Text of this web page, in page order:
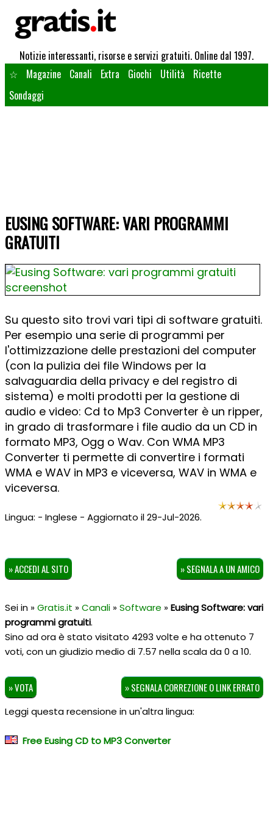
Notizie interessanti, risorse e servizi gratuiti. Online dal 1997.
☆
Magazine Canali Extra Giochi Utilità
Ricette
Sondaggi
EUSING SOFTWARE: VARI PROGRAMMI
GRATUITI
Su questo sito trovi vari tipi di software gratuiti.
Per esempio una serie di programmi per
l'ottimizzazione delle prestazioni del computer
(con la pulizia dei file Windows per la
salvaguardia della privacy e del registro di
sistema) e molti prodotti per la gestione di
audio e video: Cd to Mp3 Converter è un ripper,
in grado di trasformare i file audio da un CD in
formato MP3, Ogg o Wav. Con WMA MP3
Converter ti permette di convertire i formati
WMA e WAV in MP3 e viceversa, WAV in WMA e
viceversa.
Lingua: - Inglese - Aggiornato il 29-Jul-2026.
» ACCEDI AL SITO » SEGNALA A UN AMICO
Sei in »Gratis.it »Canali»Software »Eusing Software: vari
programmi gratuiti.
Sino ad ora è stato visitato 4293 volte e ha ottenuto 7
voti, con un giudizio medio di 7.57 nella scala da0 a10.
» VOTA » SEGNALA CORREZIONE O LINK ERRATO
Leggi questa recensione in un'altra lingua:
Free Eusing CD to MP3 Converter